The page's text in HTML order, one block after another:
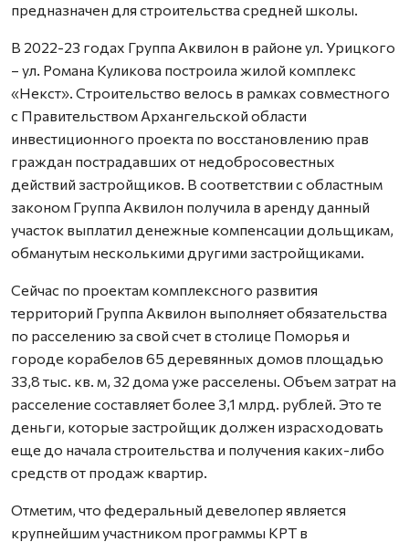
предназначен для строительства средней школы.
В 2022-23 годах Группа Аквилон в районе ул. Урицкого
– ул. Романа Куликова построила жилой комплекс
«Некст». Строительство велось в рамках совместного
с Правительством Архангельской области
инвестиционного проекта по восстановлению прав
граждан пострадавших от недобросовестных
действий застройщиков. В соответствии с областным
законом Группа Аквилон получила в аренду данный
участок выплатил денежные компенсации дольщикам,
обманутым несколькими другими застройщиками.
Сейчас по проектам комплексного развития
территорий Группа Аквилон выполняет обязательства
по расселению за свой счет в столице Поморья и
городе корабелов 65 деревянных домов площадью
33,8 тыс. кв. м, 32 дома уже расселены. Объем затрат на
расселение составляет более 3,1 млрд. рублей. Это те
деньги, которые застройщик должен израсходовать
еще до начала строительства и получения каких-либо
средств от продаж квартир.
Отметим, что федеральный девелопер является
крупнейшим участником программы КРТ в